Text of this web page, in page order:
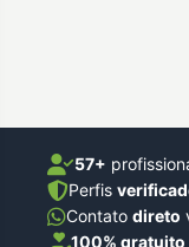
57+
Perfis
Contato direto
100% gratuito